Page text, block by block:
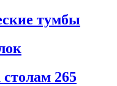
тумбы
265